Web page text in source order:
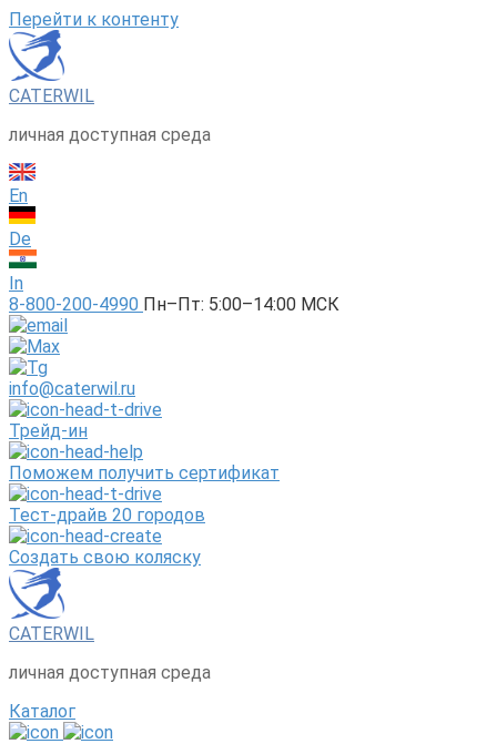
Перейти к контенту
CATERWIL
личная доступная среда
En
De
In
8-800-200-4990 Пн–Пт: 5:00–14:00 МСК
info@caterwil.ru
Трейд-ин
Поможем получить сертификат
Тест-драйв 20 городов
Создать свою коляску
CATERWIL
личная доступная среда
Каталог